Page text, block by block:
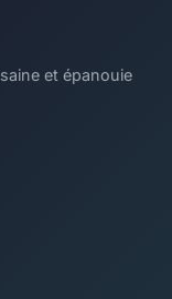
et épanouie